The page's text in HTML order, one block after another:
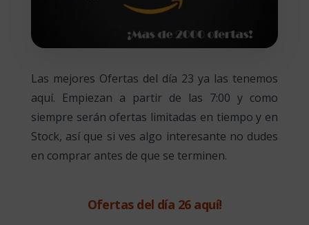
Las mejores Ofertas del día 23 ya las tenemos
aquí. Empiezan a partir de las 7:00 y como
siempre serán ofertas limitadas en tiempo y en
Stock, así que si ves algo interesante no dudes
en comprar antes de que se terminen.
Ofertas del día 26 aquí!